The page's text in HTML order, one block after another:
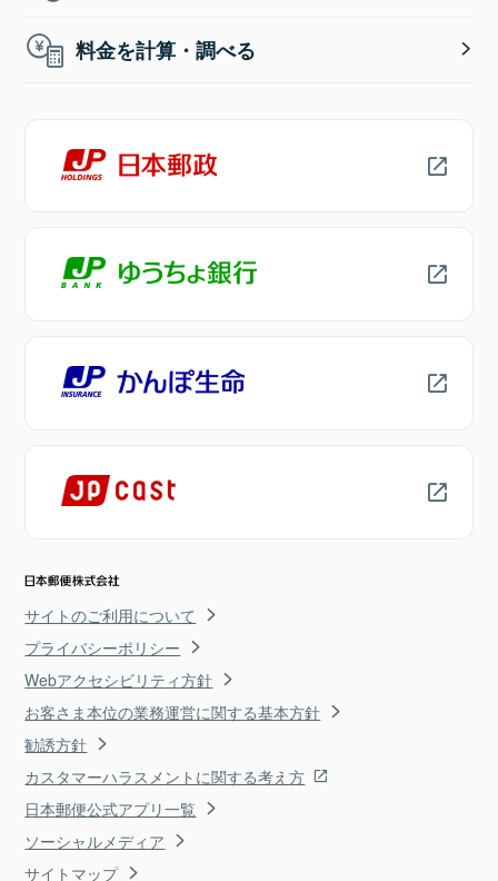
料金を計算・調べる
サイトのご利用について
プライバシーポリシー
Webアクセシビリティ方針
お客さま本位の業務運営に関する基本方針
勧誘方針
カスタマーハラスメントに関する考え方
日本郵便公式アプリ一覧
ソーシャルメディア
サイトマップ